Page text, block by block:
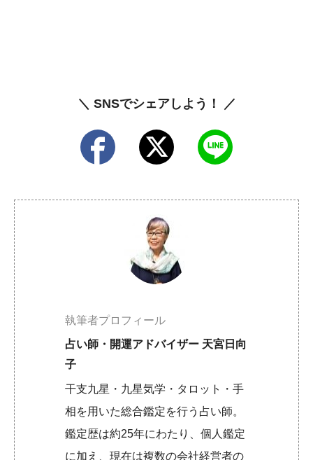
＼ SNSでシェアしよう！ ／
執筆者プロフィール
占い師・開運アドバイザー 天宮日向
子
干支九星・九星気学・タロット・手
相を用いた総合鑑定を行う占い師。
鑑定歴は約25年にわたり、個人鑑定
に加え、現在は複数の会社経営者の